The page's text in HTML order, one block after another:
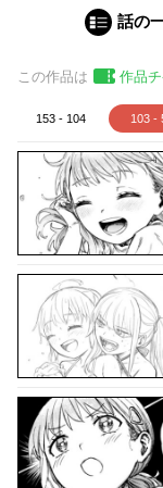
話の
この作品は 作品
153 - 104 103 -